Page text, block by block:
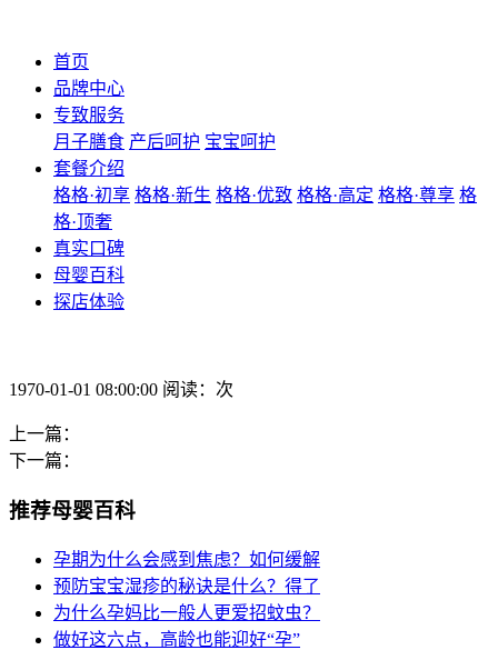
首页
品牌中心
专致服务
月子膳食 产后呵护 宝宝呵护
套餐介绍
格格·初享 格格·新生 格格·优致 格格·高定 格格·尊享 格
格·顶奢
真实口碑
母婴百科
探店体验
1970-01-01 08:00:00 阅读：次
上一篇：
下一篇：
推荐母婴百科
孕期为什么会感到焦虑？如何缓解
预防宝宝湿疹的秘诀是什么？得了
为什么孕妈比一般人更爱招蚊虫？
做好这六点，高龄也能迎好“孕”